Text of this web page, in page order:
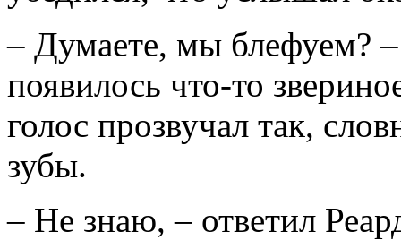
– Думаете, мы блефуем?
появилось что-то
голос прозвучал так,
зубы.
– Не знаю, – ответил